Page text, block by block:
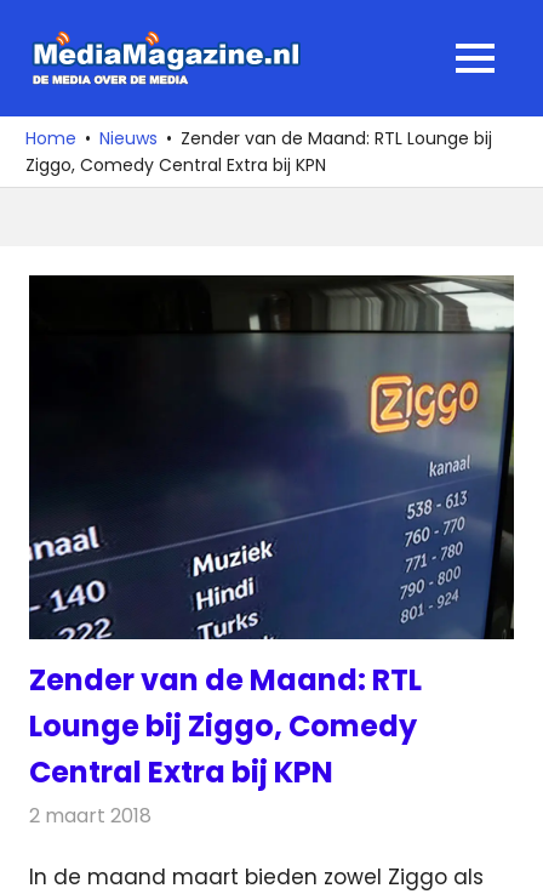
naar
media
over
de
MENU
Home Nieuws
Zender van de Maand: RTL Lounge bij
Ziggo, Comedy Central Extra bij KPN
Zender van de Maand: RTL
Lounge bij Ziggo, Comedy
Central Extra bij KPN
2 maart 2018
In de maand maart bieden zowel Ziggo als